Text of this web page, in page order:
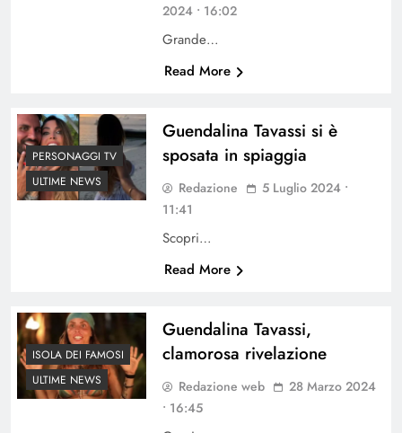
2024 • 16:02
Grande…
Read More
PERSONAGGI TV
ULTIME NEWS
Guendalina Tavassi si è
sposata in spiaggia
Redazione
5 Luglio 2024 •
11:41
Scopri…
Read More
ISOLA DEI FAMOSI
ULTIME NEWS
Guendalina Tavassi,
clamorosa rivelazione
Redazione web
28 Marzo 2024
• 16:45